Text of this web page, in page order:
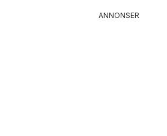
ANNONSER